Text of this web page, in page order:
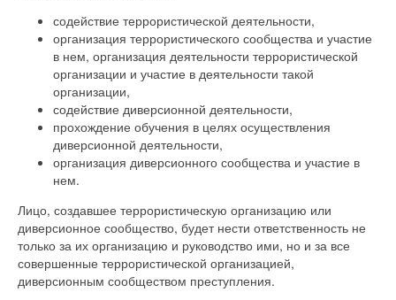
содействие террористической деятельности,
организация террористического сообщества и участие
в нем, организация деятельности террористической
организации и участие в деятельности такой
организации,
содействие диверсионной деятельности,
прохождение обучения в целях осуществления
диверсионной деятельности,
организация диверсионного сообщества и участие в
нем.
Лицо, создавшее террористическую организацию или
диверсионное сообщество, будет нести ответственность не
только за их организацию и руководство ими, но и за все
совершенные террористической организацией,
диверсионным сообществом преступления.